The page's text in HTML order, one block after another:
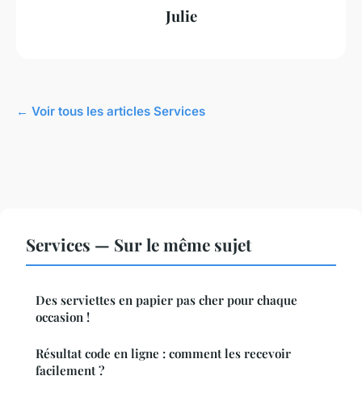
Julie
← Voir tous les articles Services
Services — Sur le même sujet
Des serviettes en papier pas cher pour chaque
occasion !
Résultat code en ligne : comment les recevoir
facilement ?